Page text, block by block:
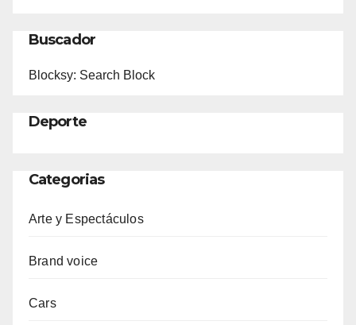
Buscador
Blocksy: Search Block
Deporte
Categorias
Arte y Espectáculos
Brand voice
Cars